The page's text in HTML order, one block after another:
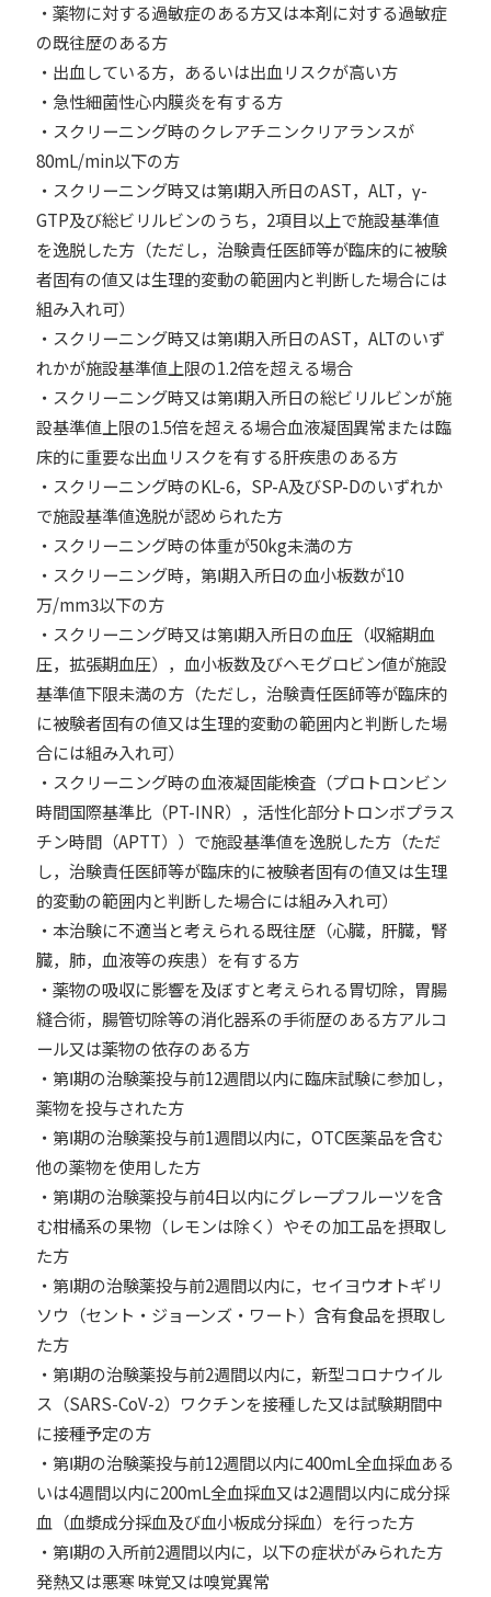
・薬物に対する過敏症のある方又は本剤に対する過敏症
の既往歴のある方
・出血している方，あるいは出血リスクが高い方
・急性細菌性心内膜炎を有する方
・スクリーニング時のクレアチニンクリアランスが
80mL/min以下の方
・スクリーニング時又は第Ⅰ期入所日のAST，ALT，γ-
GTP及び総ビリルビンのうち，2項目以上で施設基準値
を逸脱した方（ただし，治験責任医師等が臨床的に被験
者固有の値又は生理的変動の範囲内と判断した場合には
組み入れ可）
・スクリーニング時又は第Ⅰ期入所日のAST，ALTのいず
れかが施設基準値上限の1.2倍を超える場合
・スクリーニング時又は第Ⅰ期入所日の総ビリルビンが施
設基準値上限の1.5倍を超える場合血液凝固異常または臨
床的に重要な出血リスクを有する肝疾患のある方
・スクリーニング時のKL-6，SP-A及びSP-Dのいずれか
で施設基準値逸脱が認められた方
・スクリーニング時の体重が50kg未満の方
・スクリーニング時，第Ⅰ期入所日の血小板数が10
万/mm3以下の方
・スクリーニング時又は第Ⅰ期入所日の血圧（収縮期血
圧，拡張期血圧），血小板数及びヘモグロビン値が施設
基準値下限未満の方（ただし，治験責任医師等が臨床的
に被験者固有の値又は生理的変動の範囲内と判断した場
合には組み入れ可）
・スクリーニング時の血液凝固能検査（プロトロンビン
時間国際基準比（PT-INR），活性化部分トロンボプラス
チン時間（APTT））で施設基準値を逸脱した方（ただ
し，治験責任医師等が臨床的に被験者固有の値又は生理
的変動の範囲内と判断した場合には組み入れ可）
・本治験に不適当と考えられる既往歴（心臓，肝臓，腎
臓，肺，血液等の疾患）を有する方
・薬物の吸収に影響を及ぼすと考えられる胃切除，胃腸
縫合術，腸管切除等の消化器系の手術歴のある方アルコ
ール又は薬物の依存のある方
・第Ⅰ期の治験薬投与前12週間以内に臨床試験に参加し，
薬物を投与された方
・第Ⅰ期の治験薬投与前1週間以内に，OTC医薬品を含む
他の薬物を使用した方
・第Ⅰ期の治験薬投与前4日以内にグレープフルーツを含
む柑橘系の果物（レモンは除く）やその加工品を摂取し
た方
・第Ⅰ期の治験薬投与前2週間以内に，セイヨウオトギリ
ソウ（セント・ジョーンズ・ワート）含有食品を摂取し
た方
・第Ⅰ期の治験薬投与前2週間以内に，新型コロナウイル
ス（SARS-CoV-2）ワクチンを接種した又は試験期間中
に接種予定の方
・第Ⅰ期の治験薬投与前12週間以内に400mL全血採血ある
いは4週間以内に200mL全血採血又は2週間以内に成分採
血（血漿成分採血及び血小板成分採血）を行った方
・第Ⅰ期の入所前2週間以内に，以下の症状がみられた方
発熱又は悪寒 味覚又は嗅覚異常